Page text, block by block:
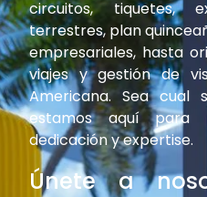
Venció !
circuitos, tiquetes,
terrestres, plan
empresariales, hasta
viajes y gestión de
Americana. Sea cual
estamos aquí para
dedicación y expertise.
Únete a